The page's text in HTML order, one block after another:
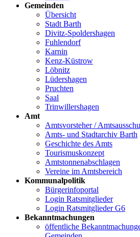
Gemeinden
Übersicht
Stadt Barth
Divitz-Spoldershagen
Fuhlendorf
Karnin
Kenz-Küstrow
Löbnitz
Lüdershagen
Pruchten
Saal
Trinwillershagen
Amt
Amtsvorsteher /
Amts- und Stadtarchiv Barth
Geschichte des Amts
Tourismuskonzept
Amtstonnenabschlagen
Vereine im Amtsbereich
Kommunalpolitik
Bürgerinfoportal
Login Ratsmitglieder
Login Ratsmitglieder G6
Bekanntmachungen
öffentliche